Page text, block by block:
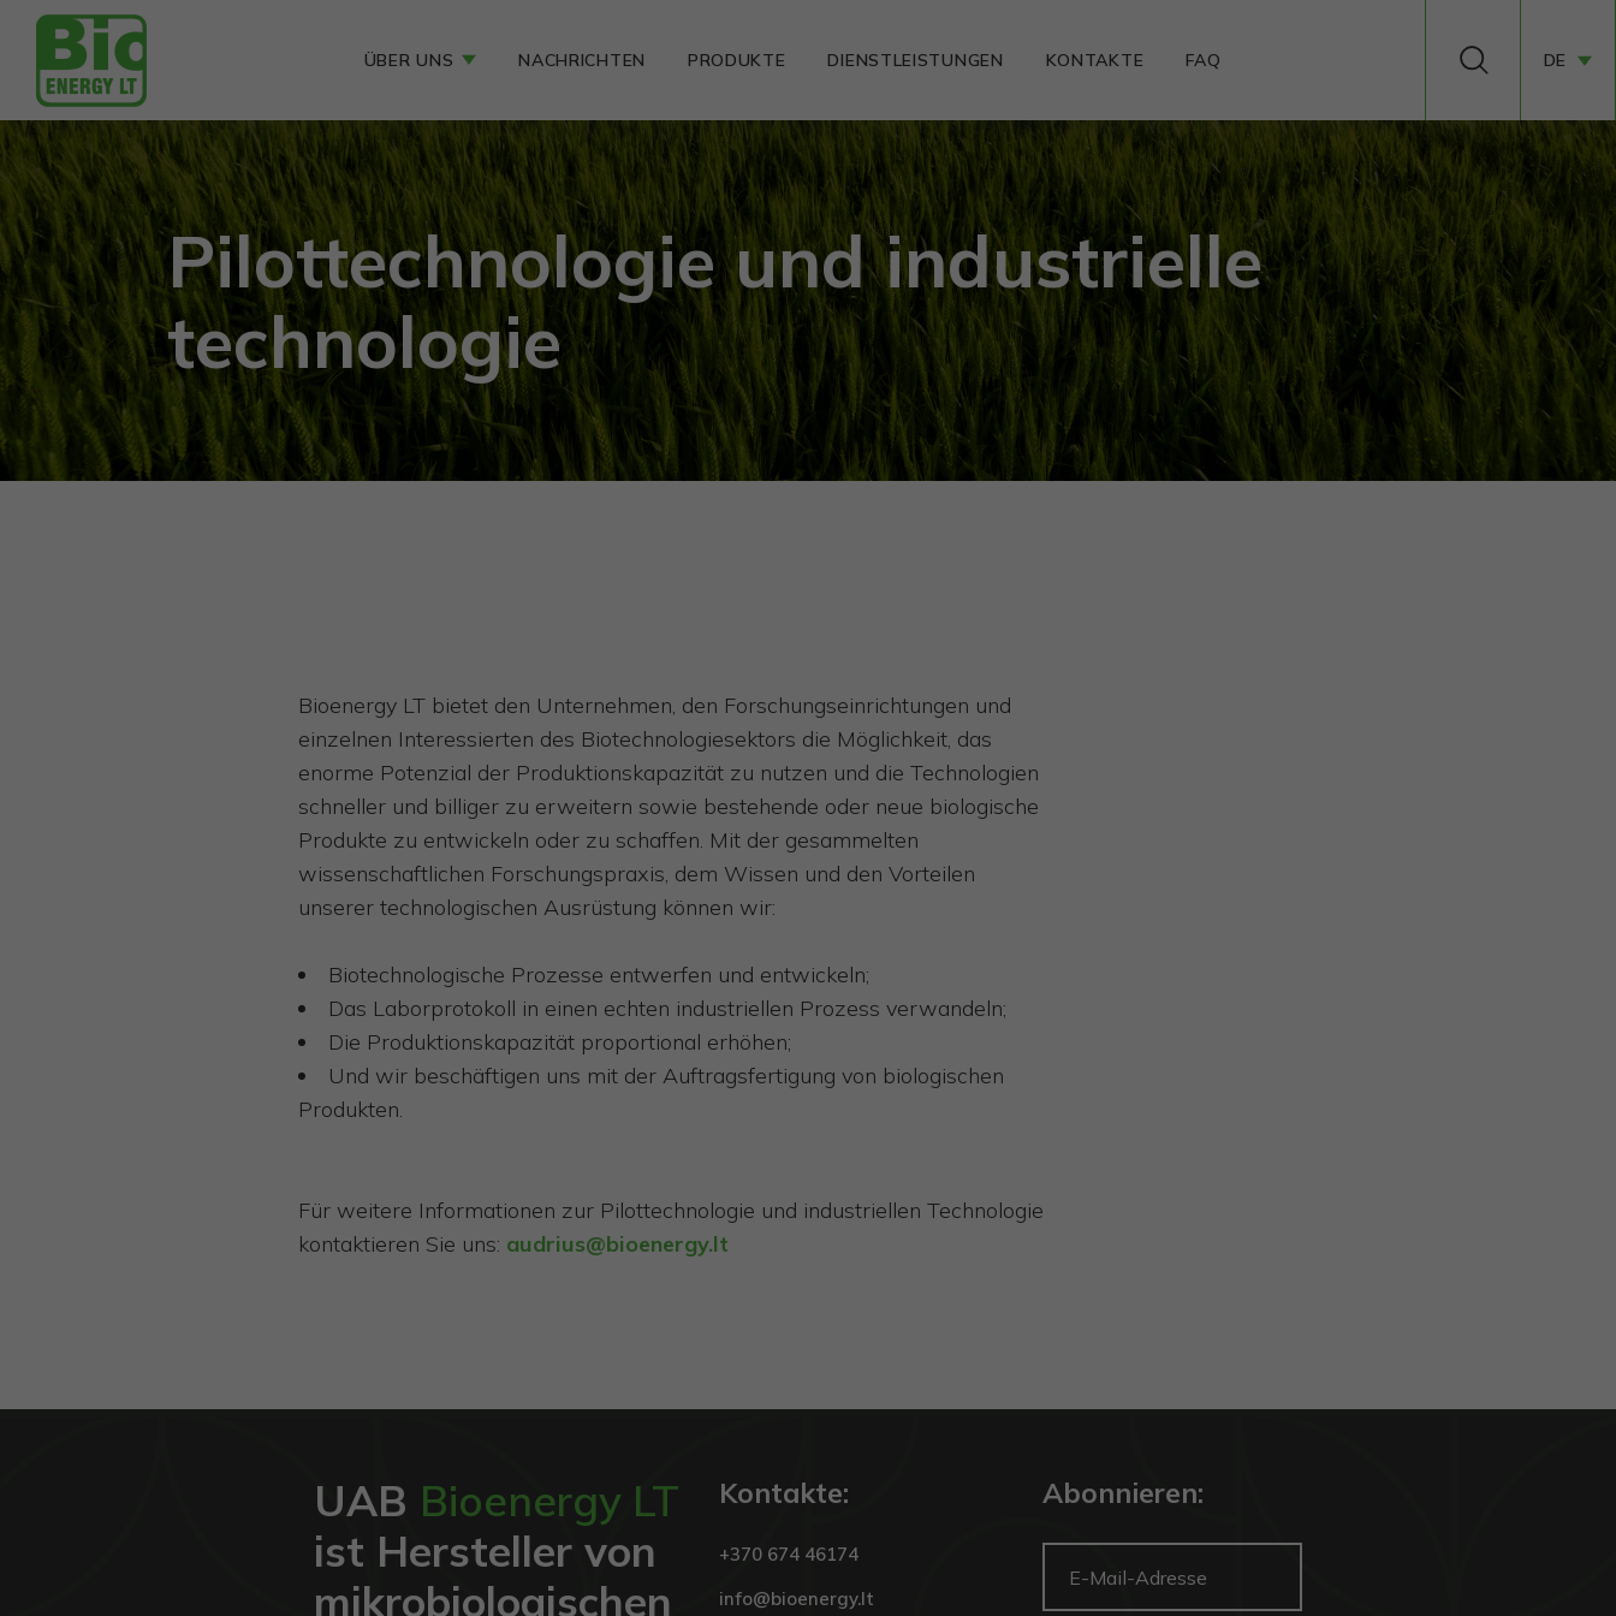
ÜBER UNS NACHRICHTEN PRODUKTE DIENSTLEISTUNGEN KONTAKTE FAQ DE
Pilottechnologie und industrielle
technologie
Bioenergy LT bietet den Unternehmen, den Forschungseinrichtungen und
einzelnen Interessierten des Biotechnologiesektors die Möglichkeit, das
enorme Potenzial der Produktionskapazität zu nutzen und die Technologien
schneller und billiger zu erweitern sowie bestehende oder neue biologische
Produkte zu entwickeln oder zu schaffen. Mit der gesammelten
wissenschaftlichen Forschungspraxis, dem Wissen und den Vorteilen
unserer technologischen Ausrüstung können wir:
Biotechnologische Prozesse entwerfen und entwickeln;
Das Laborprotokoll in einen echten industriellen Prozess verwandeln;
Die Produktionskapazität proportional erhöhen;
Und wir beschäftigen uns mit der Auftragsfertigung von biologischen
Produkten.
Für weitere Informationen zur Pilottechnologie und industriellen Technologie
kontaktieren Sie uns: audrius@bioenergy.lt
UAB Bioenergy LT
ist Hersteller von
mikrobiologischen
Kontakte:
+370 674 46174
info@bioenergy.lt
Abonnieren:
Privalomi